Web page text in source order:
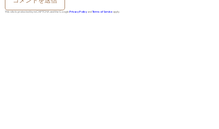
This site is protected by reCAPTCHA and the GooglePrivacy Policy andTerms of Service apply.